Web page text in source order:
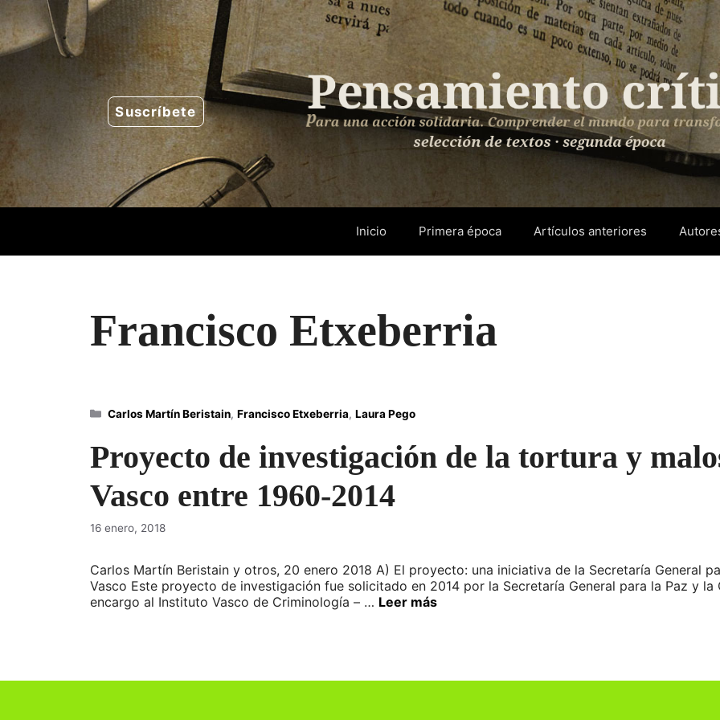
Saltar
al
contenido
Suscríbete
Inicio Primera época Artículos anteriores
Francisco Etxeberria
Proyecto de investigación de la tortura y
Vasco entre 1960-2014
16 enero, 2018
Carlos Martín Beristain y otros, 20 enero 2018 A) El proyecto: una iniciativa de la Secretaría General
Vasco Este proyecto de investigación fue solicitado en 2014 por la Secretaría General para la Paz y
encargo al Instituto Vasco de Criminología – … Leer más
Categorías
Carlos Martín Beristain, Francisco Etxeberria, Laura Pego